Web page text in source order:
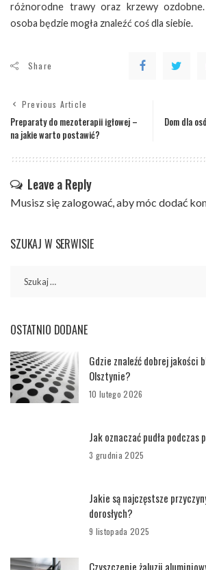
różnorodne trawy oraz krzewy
osoba będzie mogła znaleźć coś dla siebie.
Share
Previous Article
Preparaty do mezoterapii igłowej –
na jakie warto postawić?
Dom dla
Leave a Reply
Musisz się zalogować, aby móc dodać
SZUKAJ W SERWISIE
OSTATNIO DODANE
Gdzie znaleźć dobrej jakości
Olsztynie?
10 lutego 2026
Jak oznaczać pudła podczas
3 grudnia 2025
Jakie są najczęstsze
dorosłych?
9 listopada 2025
Czyszczenie żaluzji